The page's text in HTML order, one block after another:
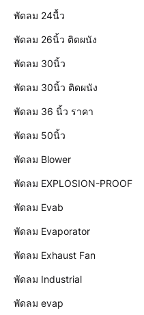
พัดลม 24นื้ว
พัดลม 26นิ้ว ติดผนัง
พัดลม 30นิ้ว
พัดลม 30นิ้ว ติดผนัง
พัดลม 36 นิ้ว ราคา
พัดลม 50นิ้ว
พัดลม Blower
พัดลม EXPLOSION-PROOF
พัดลม Evab
พัดลม Evaporator
พัดลม Exhaust Fan
พัดลม Industrial
พัดลม evap